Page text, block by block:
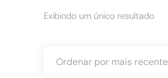
Exibindo um único resultado
Ordenar por mais recente